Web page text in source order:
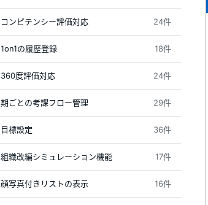
コンピテンシー評価対応 24件
1on1の履歴登録 18件
360度評価対応 24件
期ごとの考課フロー管理 29件
目標設定 36件
組織改編シミュレーション機能 17件
顔写真付きリストの表示 16件